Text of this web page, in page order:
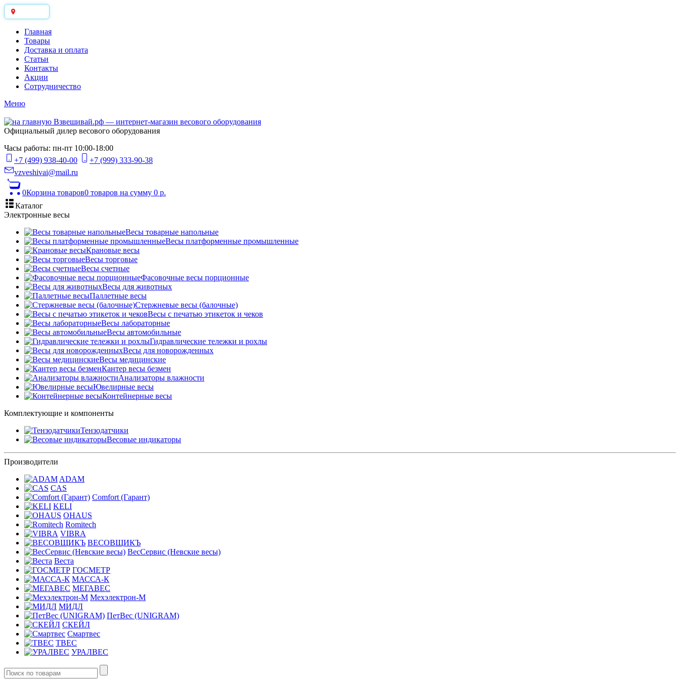
Главная
Товары
Доставка и оплата
Статьи
Контакты
Акции
Сотрудничество
Меню
Официальный дилер весового оборудования
Часы работы: пн-пт 10:00-18:00
+7 (499) 938-40-00
+7 (999) 333-90-38
vzveshivai@mail.ru
0Корзина товаров0 товаров на сумму 0 р.
Каталог
Электронные весы
Весы товарные напольные
Весы платформенные промышленные
Крановые весы
Весы торговые
Весы счетные
Фасовочные весы порционные
Весы для животных
Паллетные весы
Стержневые весы (балочные)
Весы c печатью этикеток и чеков
Весы лабораторные
Весы автомобильные
Гидравлические тележки и рохлы
Весы для новорожденных
Весы медицинские
Кантер весы безмен
Анализаторы влажности
Ювелирные весы
Контейнерные весы
Комплектующие и компоненты
Тензодатчики
Весовые индикаторы
Производители
ADAM
CAS
Comfort (Гарант)
KELI
OHAUS
Romitech
VIBRA
ВЕСОВЩИКЪ
ВесСервис (Невские весы)
Веста
ГОСМЕТР
МАССА-К
МЕГАВЕС
Мехэлектрон-М
МИДЛ
ПетВес (UNIGRAM)
СКЕЙЛ
Смартвес
ТВЕС
УРАЛВЕС